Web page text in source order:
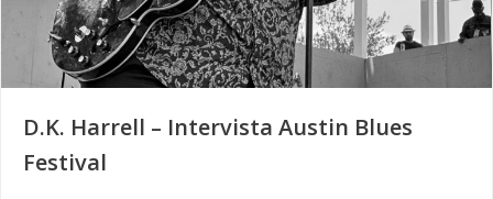
D.K. Harrell – Intervista Austin Blues
Festival